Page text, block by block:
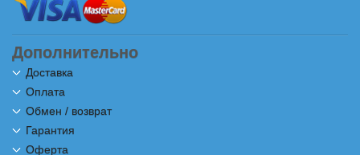
Дополнительно
Доставка
Оплата
Обмен / возврат
Гарантия
Оферта